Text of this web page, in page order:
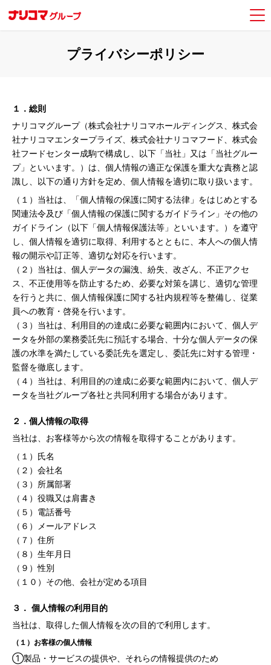
プライバシーポリシー
１．総則
ナリコマグループ（株式会社ナリコマホールディングス、株式会
社ナリコマエンタープライズ、株式会社ナリコマフード、株式会
社フードセンター成駒で構成し、以下「当社」又は「当社グルー
プ」といいます。）は、個人情報の適正な保護を重大な責務と認
識し、以下の通り方針を定め、個人情報を適切に取り扱います。
（１）当社は、「個人情報の保護に関する法律」をはじめとする
関連法令及び「個人情報の保護に関するガイドライン」その他の
ガイドライン（以下「個人情報保護法等」といいます。）を遵守
し、個人情報を適切に取得、利用するとともに、本人への個人情
報の開示や訂正等、適切な対応を行います。
（２）当社は、個人データの漏洩、紛失、改ざん、不正アクセ
ス、不正使用等を防止するため、必要な対策を講じ、適切な管理
を行うと共に、個人情報保護に関する社内規程等を整備し、従業
員への教育・啓発を行います。
（３）当社は、利用目的の達成に必要な範囲内において、個人デ
ータを外部の業務委託先に預託する場合、十分な個人データの保
護の水準を満たしている委託先を選定し、委託先に対する管理・
監督を徹底します。
（４）当社は、利用目的の達成に必要な範囲内において、個人デ
ータを当社グループ各社と共同利用する場合があります。
２．個人情報の取得
当社は、お客様等から次の情報を取得することがあります。
（１）氏名
（２）会社名
（３）所属部署
（４）役職又は肩書き
（５）電話番号
（６）メールアドレス
（７）住所
（８）生年月日
（９）性別
（１０）その他、会社が定める項目
３． 個人情報の利用目的
当社は、取得した個人情報を次の目的で利用します。
（１）お客様の個人情報
①製品・サービスの提供や、それらの情報提供のため